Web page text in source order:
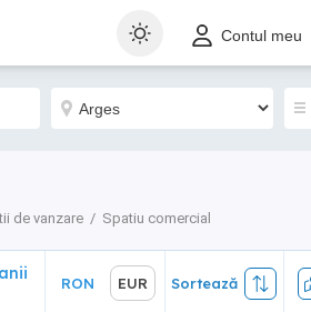
Contul meu
de vanzare Spatiu comercial
EUR Sortează
RON EUR Sortează